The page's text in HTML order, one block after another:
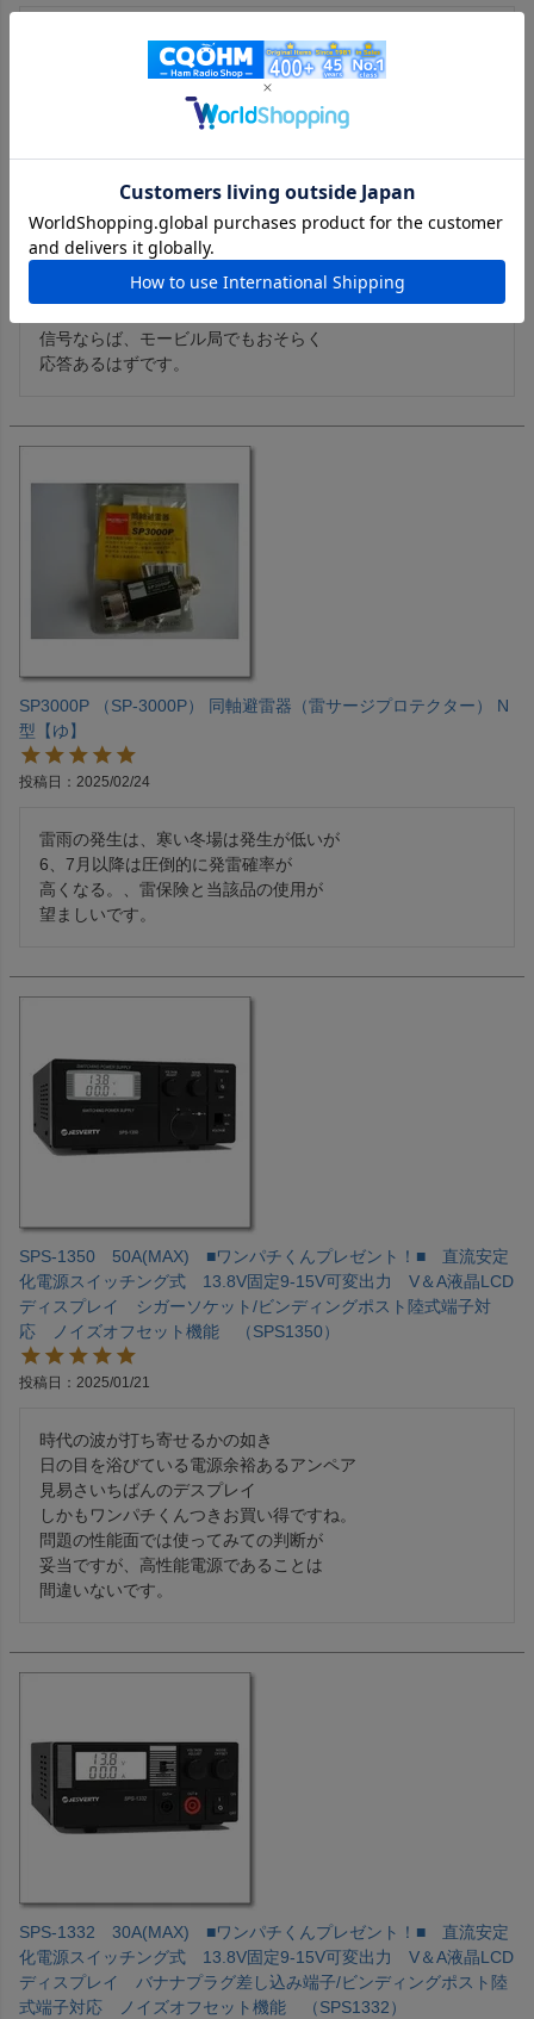
時は春、春と言えば6mでもDXシーズン
聴き慣れてないビーコンが聴こえてこれば
バンドサーフィンしましょう。
特に50.110MHZ前後。
ントを見つけましょう。
このアンテナは、あらゆる面で素晴らしい。
出来る限り高くは、どのアンテナにも
言えることです。
まずはオセアニアのSSB/CWのDXを
このアンテナで実感してみて下さい。
信号ならば、モービル局でもおそらく
応答あるはずです。
SP3000P （SP-3000P） 同軸避雷器（雷サージプロテクター） N
型【ゆ】
投稿日 2025/02/24
雷雨の発生は、寒い冬場は発生が低いが
6、7月以降は圧倒的に発雷確率が
高くなる。、雷保険と当該品の使用が
望ましいです。
SPS-1350 50A(MAX) ■ワンパチくんプレゼント！■ 直流安定
化電源スイッチング式 13.8V固定9-15V可変出力 V＆A液晶LCD
ディスプレイ シガーソケット/ビンディングポスト陸式端子対
応 ノイズオフセット機能 （SPS1350）
投稿日 2025/01/21
時代の波が打ち寄せるかの如き
日の目を浴びている電源余裕あるアンペア
見易さいちばんのデスプレイ
しかもワンパチくんつきお買い得ですね。
問題の性能面では使ってみての判断が
妥当ですが、高性能電源であることは
間違いないです。
SPS-1332 30A(MAX) ■ワンパチくんプレゼント！■ 直流安定
化電源スイッチング式 13.8V固定9-15V可変出力 V＆A液晶LCD
ディスプレイ バナナプラグ差し込み端子/ビンディングポスト陸
式端子対応 ノイズオフセット機能 （SPS1332）